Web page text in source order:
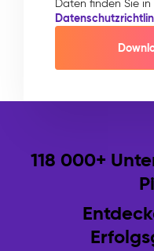
Daten finden Sie in
118 000+